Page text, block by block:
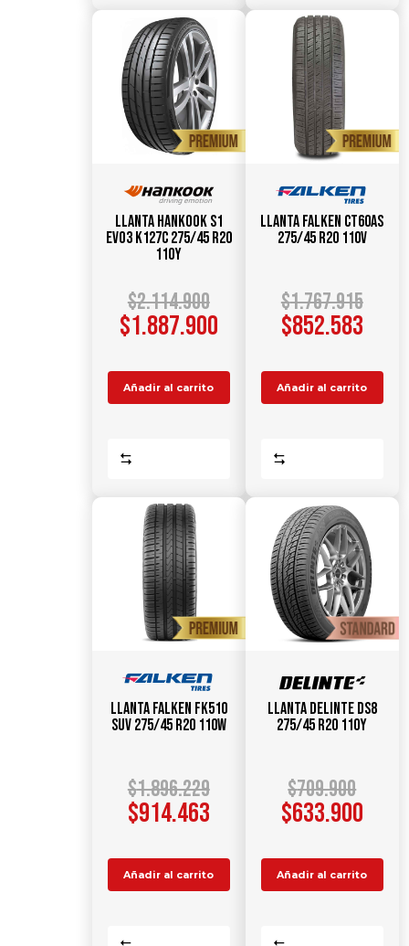
Llanta HANKOOK S1
Evo3 K127C 275/45 R20
110Y
$2.114.900
$1.887.900
Añadir al carrito
Llanta FALKEN CT60AS
275/45 R20 110V
$1.767.915
$852.583
Añadir al carrito
Llanta FALKEN FK510
SUV 275/45 R20 110W
$1.896.229
$914.463
Añadir al carrito
Llanta DELINTE DS8
275/45 R20 110Y
$709.900
$633.900
Añadir al carrito